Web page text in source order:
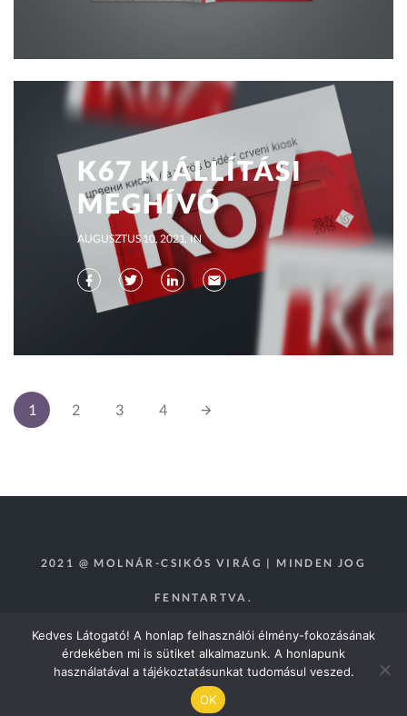
K67 KIÁLLÍTÁSI
MEGHÍVÓ
AUGUSZTUS 10, 2021 IN
1 2 3 4
2021 @ MOLNÁR-CSIKÓS VIRÁG | MINDEN JOG
FENNTARTVA.
Kedves Látogató! A honlap felhasználói élmény-fokozásának
érdekében mi is sütiket alkalmazunk. A honlapunk
használatával a tájékoztatásunkat tudomásul veszed.
OK